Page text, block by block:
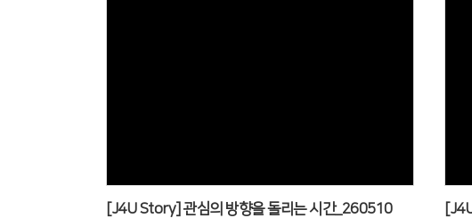
[J4U Story] 관심의 방향을 돌리는 시간_260510